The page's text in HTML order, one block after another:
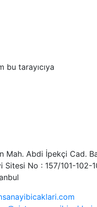
bu tarayıcıya
Mah. Abdi İpekçi Cad.
Sitesi No : 157/101-102-